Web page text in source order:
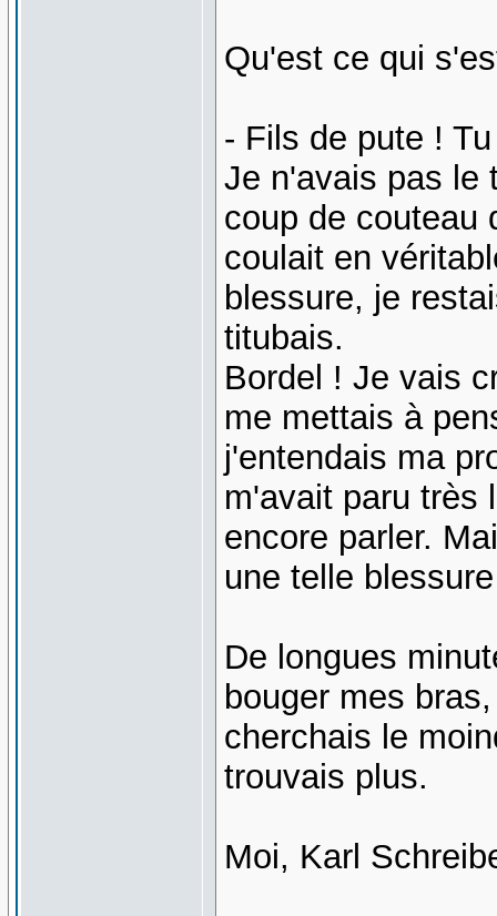
Qu'est ce qui
- Fils de pute !
Je n'avais pas le
coup de couteau
coulait en
blessure, je
titubais.
Bordel ! Je vais
me mettais à
j'entendais ma
m'avait paru très
encore parler.
une telle
De longues
bouger mes
cherchais le
trouvais plus.
Moi, Karl